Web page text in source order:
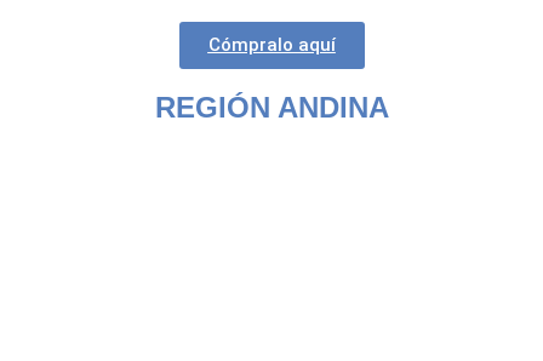
Cómpralo aquí
REGIÓN ANDINA